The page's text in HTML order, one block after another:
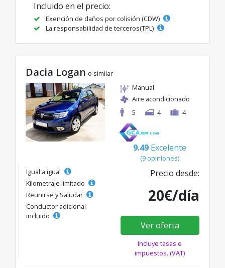
Incluido en el precio:
Exención de daños por colisión (CDW)
La responsabilidad de terceros(TPL)
Dacia Logan o similar
Manual
Aire acondicionado
5
4 4
9.49 Excelente
(9 opiniones)
Igual a igual
Kilometraje limitado
Reunirse y Saludar
Conductor adicional
incluido
Precio desde:
20€/día
Ver oferta
Incluye tasas e
impuestos. (VAT)